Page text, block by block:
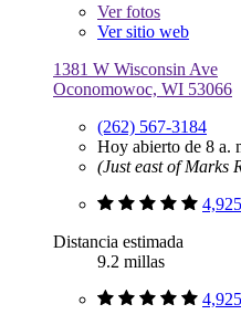
Verfotos
Ver sitio web
1381 W Wisconsin Ave
Oconomowoc, WI 53066
(262) 567-3184
Hoy abierto de 8 a.
(Just east of Marks
Distancia estimada
9.2 millas